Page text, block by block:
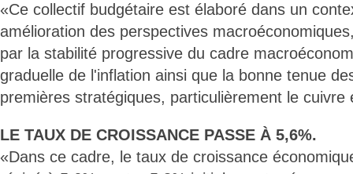
«Ce collectif budgétaire est élaboré dans un
amélioration des perspectives
par la stabilité progressive du cadre
graduelle de l'inflation ainsi que la bonne tenue
premières stratégiques, particulièrement le cuivre
LE TAUX DE CROISSANCE PASSE À 5,6%.
«Dans ce cadre, le taux de croissance